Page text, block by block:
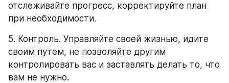
отслеживайте прогресс, корректируйте план
при необходимости.
5. Контроль. Управляйте своей жизнью, идите
своим путем, не позволяйте другим
контролировать вас и заставлять делать то, что
вам не нужно.